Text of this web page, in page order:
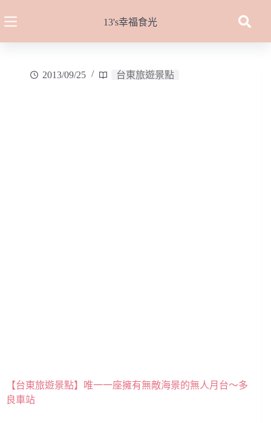
至
13's幸福食光
2013/09/25 台東旅遊景點
【台東旅遊景點】唯一一座擁有無敵海景的無人月台～多
良車站